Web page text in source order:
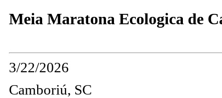
Meia Maratona Ecologica de
3/22/2026
Camboriú, SC